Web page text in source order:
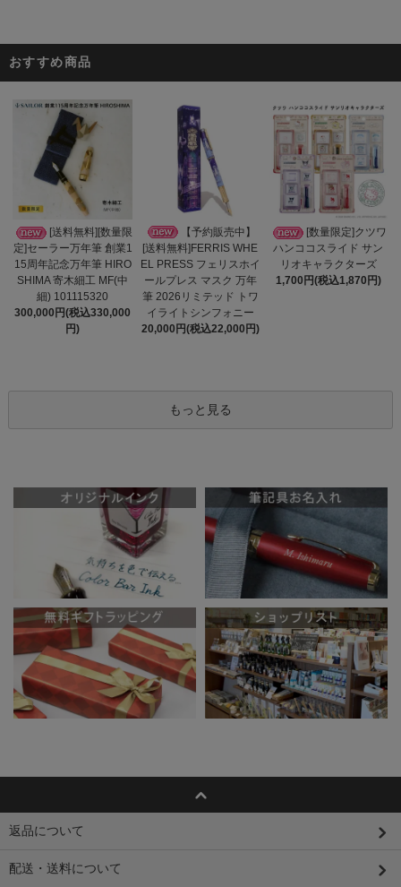
おすすめ商品
[送料無料][数量限
定]セーラー万年筆 創業1
15周年記念万年筆 HIRO
SHIMA 寄木細工 MF(中
細) 101115320
300,000円(税込330,000
円)
【予約販売中】
[送料無料]FERRIS WHE
EL PRESS フェリスホイ
ールプレス マスク 万年
筆 2026リミテッド トワ
イライトシンフォニー
20,000円(税込22,000円)
[数量限定]クツワ
ハンココスライド サン
リオキャラクターズ
1,700円(税込1,870円)
もっと見る
返品について
配送・送料について